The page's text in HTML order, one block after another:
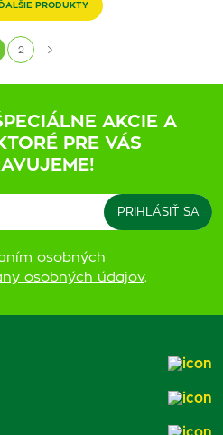
PRODUKTY
2
AKCIE A
PRE VÁS
osobných
osobných údajov.